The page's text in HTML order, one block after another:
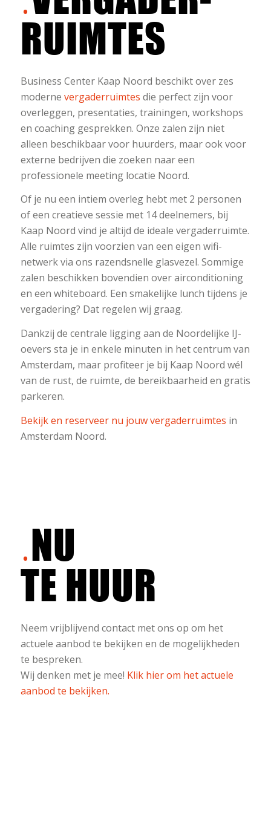
RUIMTES
Business Center Kaap Noord beschikt over zes
moderne vergaderruimtes die perfect zijn voor
overleggen, presentaties, trainingen, workshops
en coaching gesprekken. Onze zalen zijn niet
alleen beschikbaar voor huurders, maar ook voor
externe bedrijven die zoeken naar een
professionele meeting locatie Noord.
Of je nu een intiem overleg hebt met 2 personen
of een creatieve sessie met 14 deelnemers, bij
Kaap Noord vind je altijd de ideale vergaderruimte.
Alle ruimtes zijn voorzien van een eigen wifi-
netwerk via ons razendsnelle glasvezel. Sommige
zalen beschikken bovendien over airconditioning
en een whiteboard. Een smakelijke lunch tijdens je
vergadering? Dat regelen wij graag.
Dankzij de centrale ligging aan de Noordelijke IJ-
oevers sta je in enkele minuten in het centrum van
Amsterdam, maar profiteer je bij Kaap Noord wél
van de rust, de ruimte, de bereikbaarheid en gratis
parkeren.
Bekijk en reserveer nu jouw vergaderruimtes in
Amsterdam Noord.
NU
TE HUUR
Neem vrijblijvend contact met ons op om het
actuele aanbod te bekijken en de mogelijkheden
te bespreken.
Wij denken met je mee! Klik hier om het actuele
aanbod te bekijken.